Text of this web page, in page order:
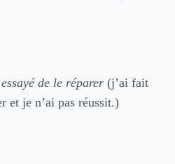
de le réparer (j’ai fait
et je n’ai pas réussit.)